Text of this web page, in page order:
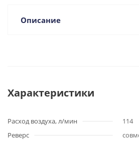
Описание
Характеристики
Расход воздуха, л/мин
114
Реверс